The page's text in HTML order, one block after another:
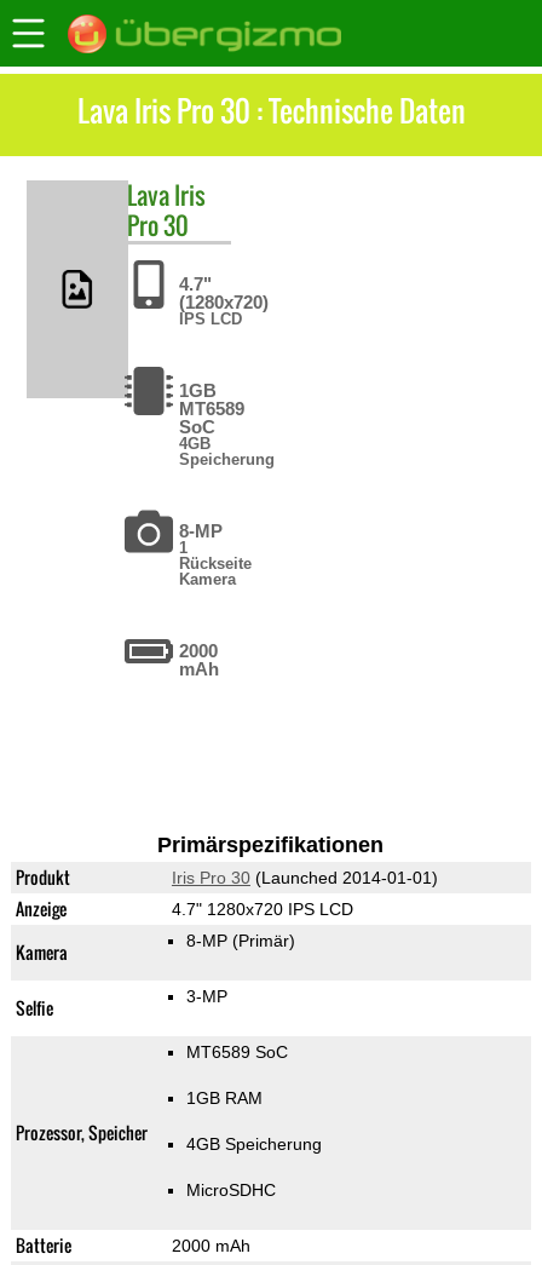
Lava Iris Pro 30 : Technische Daten
LavaIris
Pro 30
4.7"
(1280x720)
IPS LCD
1GB
MT6589
SoC
4GB
Speicherung
8-MP
1
Rückseite
Kamera
2000
mAh
Primärspezifikationen
Produkt Iris Pro 30(Launched 2014-01-01)
Anzeige 4.7" 1280x720 IPS LCD
Kamera 8-MP (Primär)
Selfie 3-MP
Prozessor, Speicher
MT6589 SoC
1GB RAM
4GB Speicherung
MicroSDHC
Batterie 2000 mAh